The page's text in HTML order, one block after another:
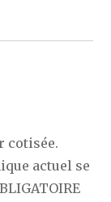
cotisée.
actuel se